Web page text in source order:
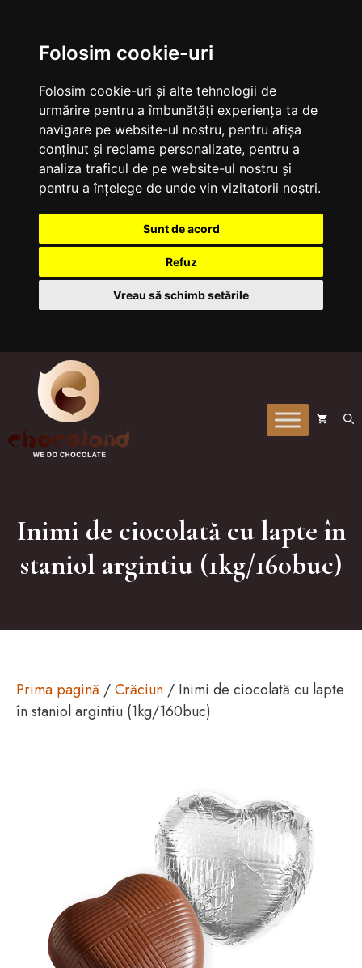
Folosim cookie-uri
Folosim cookie-uri și alte tehnologii de
urmărire pentru a îmbunătăți experiența ta de
navigare pe website-ul nostru, pentru afișa
conținut și reclame personalizate, pentru a
analiza traficul de pe website-ul nostru și
pentru a înțelege de unde vin vizitatorii noștri.
Sunt de acord
Refuz
Vreau să schimb setările
conținut
Inimi de ciocolată cu lapte în
staniol argintiu (1kg/160buc)
Prima pagină /Crăciun / Inimi de ciocolată cu lapte
în staniol argintiu (1kg/160buc)